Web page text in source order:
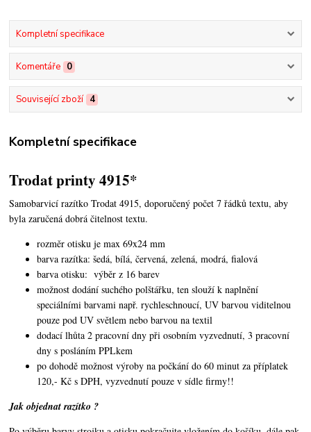
Kompletní specifikace
Komentáře 0
Související zboží 4
Kompletní specifikace
Trodat printy 4915*
Samobarvicí razítko Trodat 4915, doporučený počet 7 řádků textu, aby
byla zaručená dobrá čitelnost textu.
rozměr otisku je max 69x24 mm
barva razítka: šedá, bílá, červená, zelená, modrá, fialová
barva otisku: výběr z 16 barev
možnost dodání suchého polštářku, ten slouží k naplnění
speciálními barvami např. rychleschnoucí, UV barvou viditelnou
pouze pod UV světlem nebo barvou na textil
dodací lhůta 2 pracovní dny při osobním vyzvednutí, 3 pracovní
dny s posláním PPLkem
po dohodě možnost výroby na počkání do 60 minut za příplatek
120,- Kč s DPH, vyzvednutí pouze v sídle firmy!!
Jak objednat razítko ?